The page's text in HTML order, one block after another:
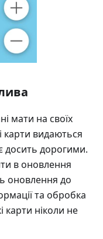
мати на своїх
карти видаються
досить дорогими.
в оновлення
оновлення до
та обробка
карти ніколи не